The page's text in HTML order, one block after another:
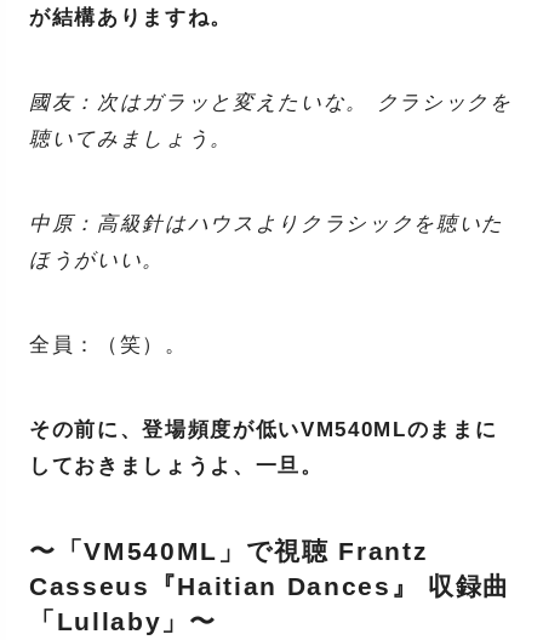
が結構ありますね。
國友：次はガラッと変えたいな。 クラシックを
聴いてみましょう。
中原：高級針はハウスよりクラシックを聴いた
ほうがいい。
全員：（笑）。
その前に、登場頻度が低いVM540MLのままに
しておきましょうよ、一旦。
〜「VM540ML」で視聴 Frantz
Casseus『Haitian Dances』 収録曲
「Lullaby」〜